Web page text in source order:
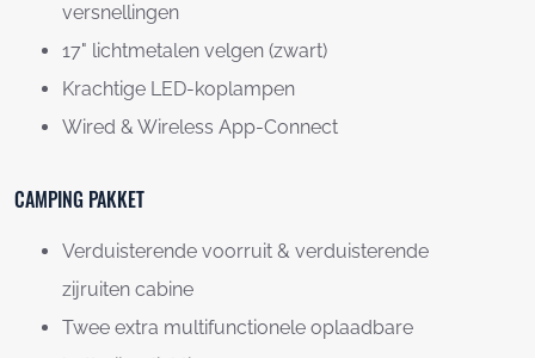
versnellingen
17" lichtmetalen velgen (zwart)
Krachtige LED-koplampen
Wired & Wireless App-Connect
CAMPING PAKKET
Verduisterende voorruit & verduisterende
zijruiten cabine
Twee extra multifunctionele oplaadbare